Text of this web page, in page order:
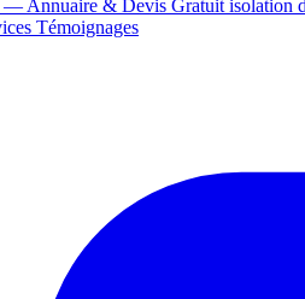
— Annuaire & Devis Gratuit isolation
Témoignages